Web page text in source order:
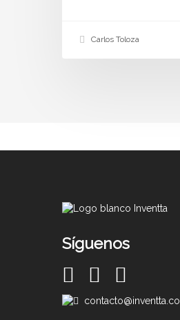
Carlos Toloza
Síguenos
contacto@inventta.co